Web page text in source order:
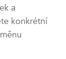
a
konkrétní